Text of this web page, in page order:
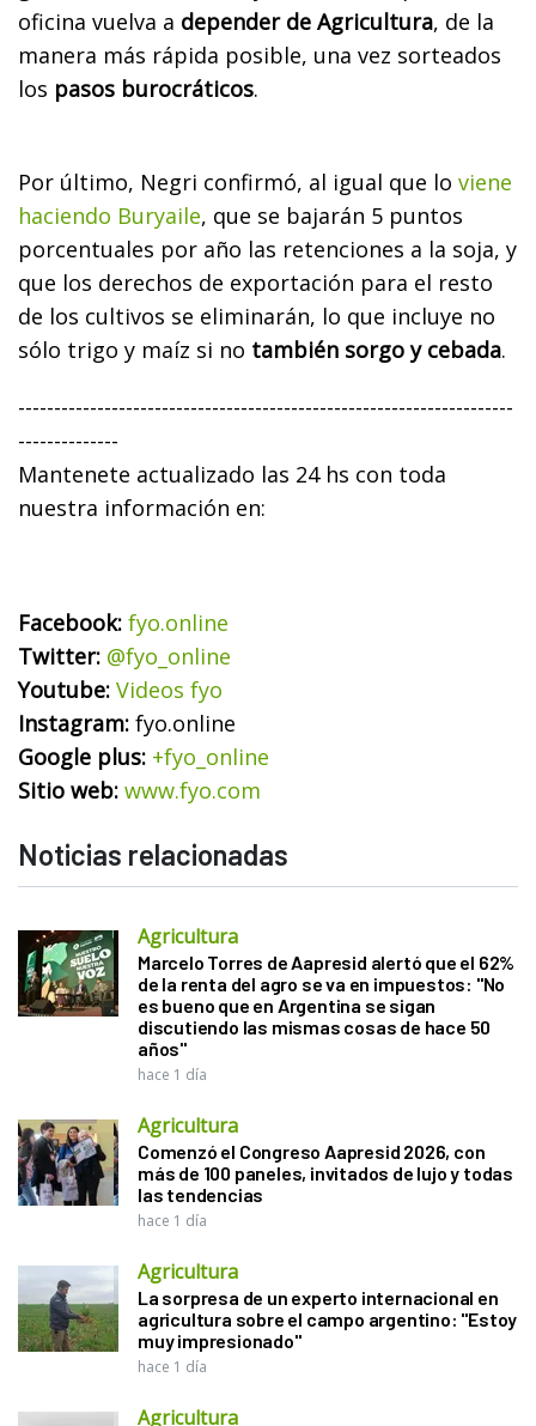
oficina vuelva a depender de Agricultura, de la
manera más rápida posible, una vez sorteados
los pasos burocráticos.
Por último, Negri confirmó, al igual que lo viene
haciendo Buryaile, que se bajarán 5 puntos
porcentuales por año las retenciones a la soja, y
que los derechos de exportación para el resto
de los cultivos se eliminarán, lo que incluye no
sólo trigo y maíz si no también sorgo y cebada.
---------------------------------------------------------------------
--------------
Mantenete actualizado las 24 hs con toda
nuestra información en:
Facebook: fyo.online
Twitter: @fyo_online
Youtube: Videos fyo
Instagram: fyo.online
Google plus: +fyo_online
Sitio web: www.fyo.com
Noticias relacionadas
Agricultura
Marcelo Torres de Aapresid alertó que el 62%
de la renta del agro se va en impuestos: "No
es bueno que en Argentina se sigan
discutiendo las mismas cosas de hace 50
años"
hace 1 día
Agricultura
Comenzó el Congreso Aapresid 2026, con
más de 100 paneles, invitados de lujo y todas
las tendencias
hace 1 día
Agricultura
La sorpresa de un experto internacional en
agricultura sobre el campo argentino: "Estoy
muy impresionado"
hace 1 día
Agricultura